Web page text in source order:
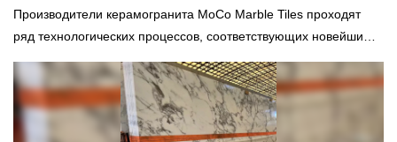
Производители керамогранита MoCo Marble Tiles проходят
ряд технологических процессов, соответствующих новейшим
охлаждение, нагрев, дезинфекцию и сушку.